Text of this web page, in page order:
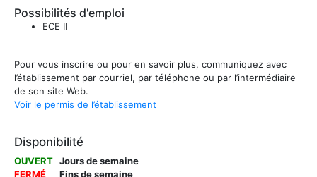
Possibilités d'emploi
ECE II
Pour vous inscrire ou pour en savoir plus, communiquez avec
l’établissement par courriel, par téléphone ou par l’intermédiaire
de son site Web.
Voir le permis de l’établissement
Disponibilité
OUVERT Jours de semaine
FERMÉ
Fins de semaine